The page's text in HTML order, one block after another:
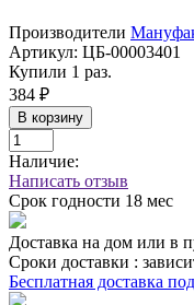
Производители
Артикул: ЦБ-00003401
Купили 1 раз.
384 ₽
В корзину
Наличие:
Написать отзыв
Срок годности 18 мес
Доставка на дом или в
Сроки доставки :
Бесплатная доставка